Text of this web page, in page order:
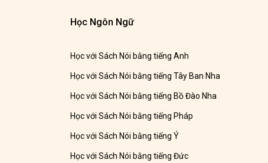
Học Ngôn Ngữ
Học với Sách Nói bằng tiếng Anh
Học với Sách Nói bằng tiếng Tây Ban Nha
Học với Sách Nói bằng tiếng Bồ Đào Nha
Học với Sách Nói bằng tiếng Pháp
Học với Sách Nói bằng tiếng Ý
Học với Sách Nói bằng tiếng Đức